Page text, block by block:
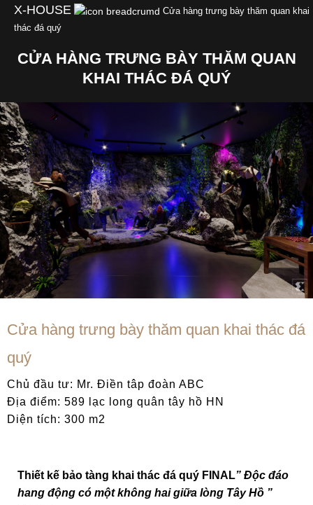
SkipX-HOUSE
Cửa hàng trưng bày thăm quan khai
thác đá quý
CỬA HÀNG TRƯNG BÀY THĂM QUAN
KHAI THÁC ĐÁ QUÝ
Cửa hàng trưng bày thăm quan khai thác đá
quý
Chủ đầu tư: Mr. Điền tâp đoàn ABC
Địa điểm: 589 lạc long quân tây hồ HN
Diện tích: 300 m2
Thiết kế bảo tàng khai thác đá quý FINAL” Độc đáo
hang động có một không hai giữa lòng Tây Hồ ”